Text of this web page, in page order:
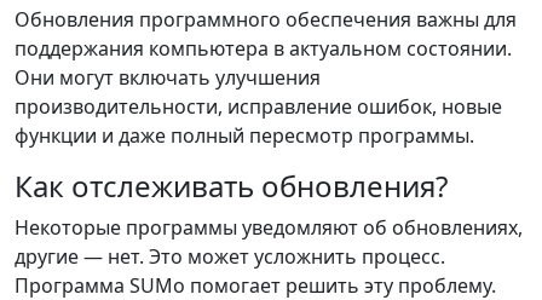
Обновления программного обеспечения важны для
поддержания компьютера в актуальном состоянии.
Они могут включать улучшения
производительности, исправление ошибок, новые
функции и даже полный пересмотр программы.
Как отслеживать обновления?
Некоторые программы уведомляют об обновлениях,
другие — нет. Это может усложнить процесс.
Программа SUMo помогает решить эту проблему.